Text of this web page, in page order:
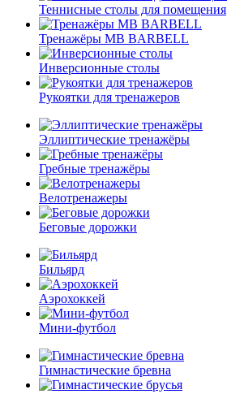
Теннисные столы для помещения
Тренажёры MB BARBELL
Инверсионные столы
Рукоятки для тренажеров
Эллиптические тренажёры
Гребные тренажёры
Велотренажеры
Беговые дорожки
Бильярд
Аэрохоккей
Мини-футбол
Гимнастические бревна